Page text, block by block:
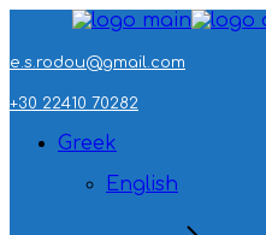
the
e.s.rodou@gmail.com
+30 22410 70282
Greek
English